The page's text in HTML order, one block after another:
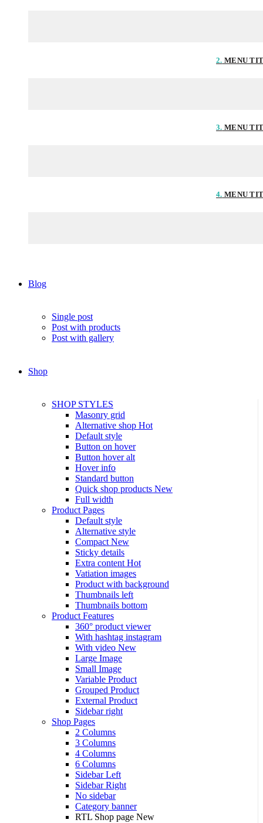
2. MENU
3. MENU
4. MENU
Blog
Single post
Post with products
Post with gallery
Shop
SHOP STYLES
Masonry grid
Alternative shop Hot
Default style
Button on hover
Button hover alt
Hover info
Standard button
Quick shop products New
Full width
Product Pages
Default style
Alternative style
Compact New
Sticky details
Extra content Hot
Vatiation images
Product with background
Thumbnails left
Thumbnails bottom
Product Features
360° product viewer
With hashtag instagram
With video New
Large Image
Small Image
Variable Product
Grouped Product
External Product
Sidebar right
Shop Pages
2 Columns
3 Columns
4 Columns
6 Columns
Sidebar Left
Sidebar Right
No sidebar
Category banner
RTL Shop page New